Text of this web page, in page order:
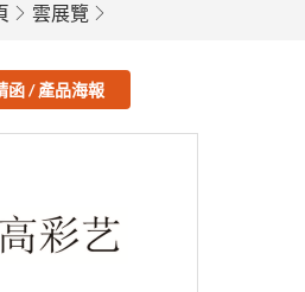
雲展覽
函 / 產品海報